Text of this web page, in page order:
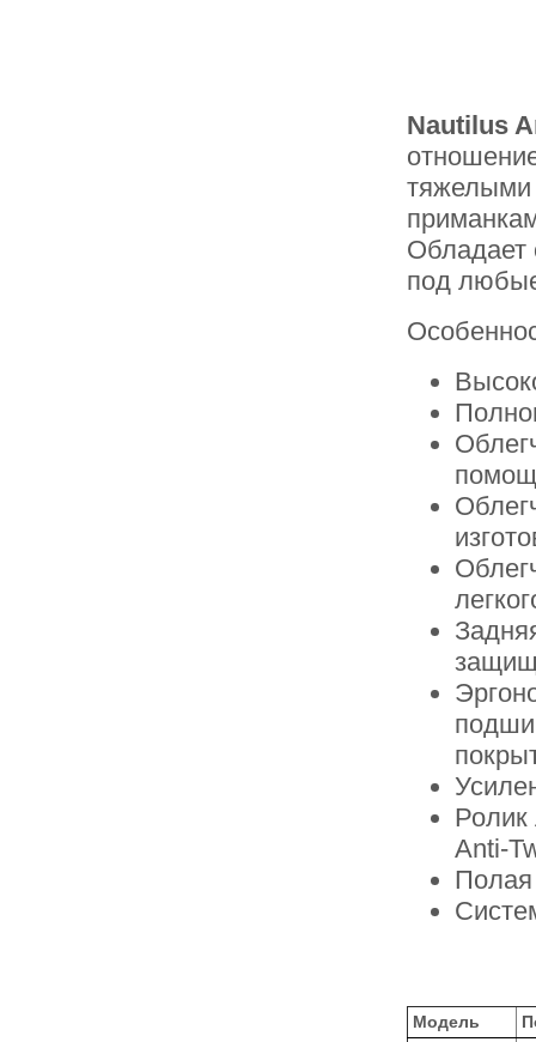
Nautilus
тяжелыми
Обладает
под
Ролик
Anti-
Полая
Модель